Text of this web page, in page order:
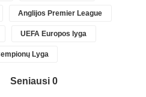
Anglijos Premier League
UEFA Europos lyga
Lyga
Seniausi 0